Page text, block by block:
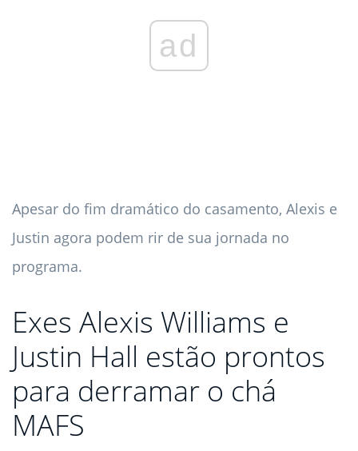
ad
Apesar do fim dramático do casamento, Alexis e
Justin agora podem rir de sua jornada no
programa.
Exes Alexis Williams e
Justin Hall estão prontos
para derramar o chá
MAFS